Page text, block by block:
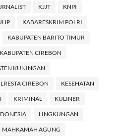
KJJT KNPI
KABARESKRIM POLRI
KABUPATEN BARITO TIMUR
KABUPATEN CIREBON
KUNINGAN
CIREBON KESEHATAN
KRIMINAL KULINER
LINGKUNGAN
MAHKAMAH AGUNG